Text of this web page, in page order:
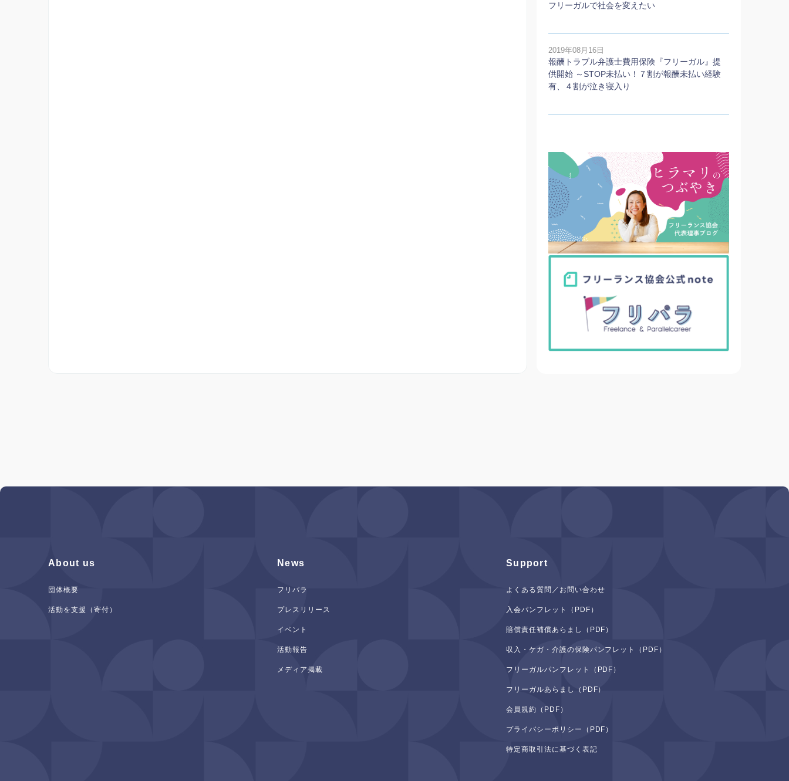
フリーガルで社会を変えたい
2019年08月16日
報酬トラブル弁護士費用保険『フリーガル』提
供開始 ～STOP未払い！７割が報酬未払い経験
有、４割が泣き寝入り
About us
団体概要
活動を支援（寄付）
News
フリパラ
プレスリリース
イベント
活動報告
メディア掲載
Support
よくある質問／お問い合わせ
入会パンフレット（PDF）
賠償責任補償あらまし（PDF）
収入・ケガ・介護の保険パンフレット（PDF）
フリーガルパンフレット（PDF）
フリーガルあらまし（PDF）
会員規約（PDF）
プライバシーポリシー（PDF）
特定商取引法に基づく表記